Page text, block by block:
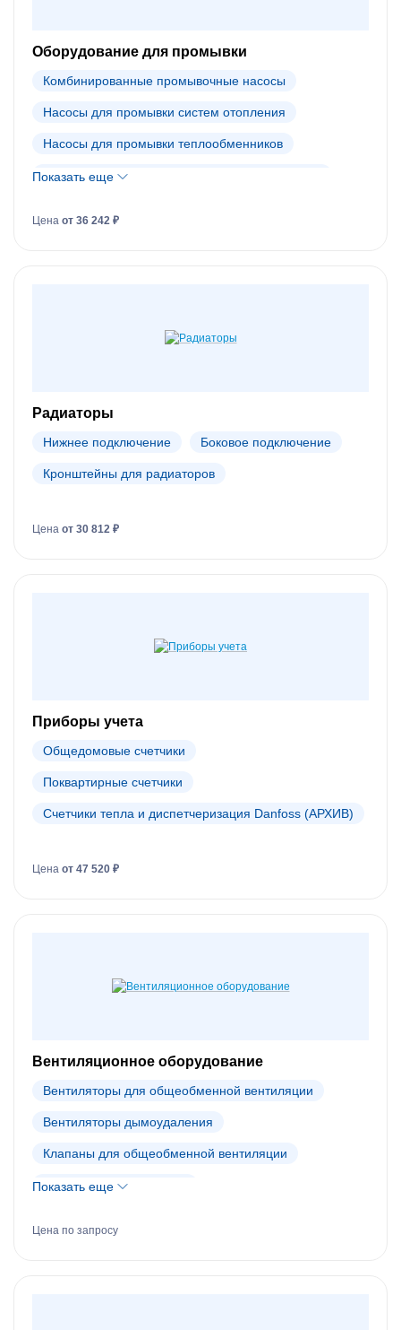
Оборудование для промывки
Комбинированные промывочные насосы
Насосы для промывки систем отопления
Насосы для промывки теплообменников
Промывочные реагенты для систем отопления
Показать еще
Цена от 36 242 ₽
Радиаторы
Нижнее подключение Боковое подключение
Кронштейны для радиаторов
Цена от 30 812 ₽
Приборы учета
Общедомовые счетчики
Поквартирные счетчики
Счетчики тепла и диспетчеризация Danfoss (АРХИВ)
Цена от 47 520 ₽
Вентиляционное оборудование
Вентиляторы для общеобменной вентиляции
Вентиляторы дымоудаления
Клапаны для общеобменной вентиляции
Клапаны дымоудаления
Показать еще
Цена по запросу